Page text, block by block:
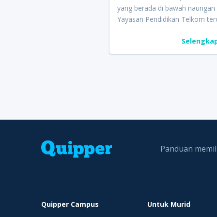
atau aktif berorganisasi untuk
memperoleh beasiswa tersebut.
yang berada di bawah naungan
Yayasan Pendidikan Telkom
University kerap berada di
teratas daftar Perguruan
Komunikasi dan Bisnis, Fakultas
khusus pada QSA 2022,
beasiswa senilai total
Panduan
Quipper Campus Untuk Murid